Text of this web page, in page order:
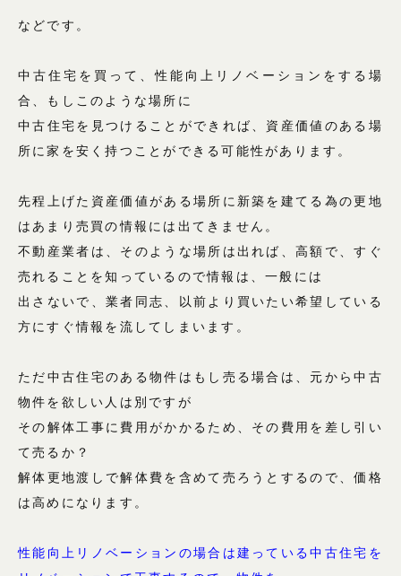
などです。
中古住宅を買って、性能向上リノベーションをする場
合、もしこのような場所に
中古住宅を見つけることができれば、資産価値のある場
所に家を安く持つことができる可能性があります。
先程上げた資産価値がある場所に新築を建てる為の更地
はあまり売買の情報には出てきません。
不動産業者は、そのような場所は出れば、高額で、すぐ
売れることを知っているので情報は、一般には
出さないで、業者同志、以前より買いたい希望している
方にすぐ情報を流してしまいます。
ただ中古住宅のある物件はもし売る場合は、元から中古
物件を欲しい人は別ですが
その解体工事に費用がかかるため、その費用を差し引い
て売るか？
解体更地渡しで解体費を含めて売ろうとするので、価格
は高めになります。
性能向上リノベーションの場合は建っている中古住宅を